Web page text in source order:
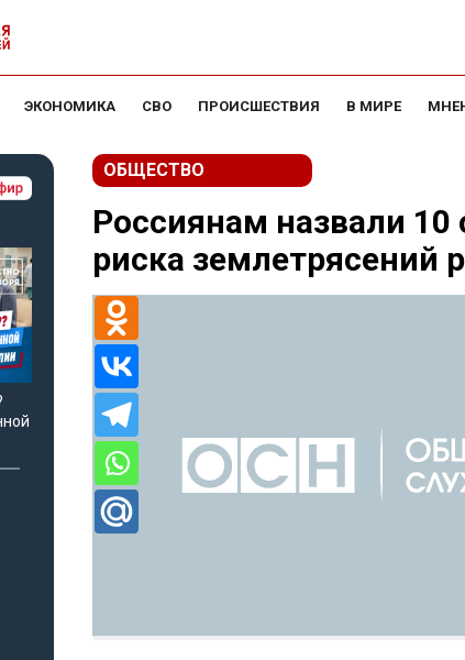
ЭКОНОМИКА СВО ПРОИСШЕСТВИЯ В МИРЕ
ОБЩЕСТВО
Россиянам назвали 10
риска землетрясений